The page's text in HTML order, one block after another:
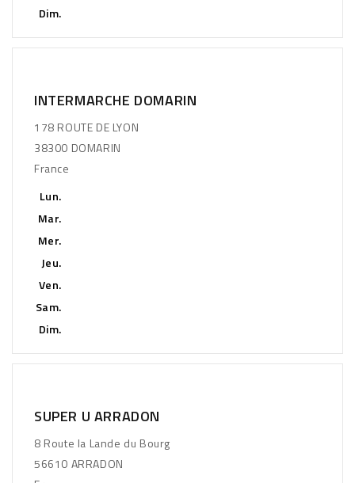
Dim.
INTERMARCHE DOMARIN
178 ROUTE DE LYON
38300 DOMARIN
France
Lun.
Mar.
Mer.
Jeu.
Ven.
Sam.
Dim.
SUPER U ARRADON
8 Route la Lande du Bourg
56610 ARRADON